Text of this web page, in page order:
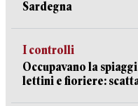
Sardegna
I controlli
Occupavano la
lettini e fioriere: